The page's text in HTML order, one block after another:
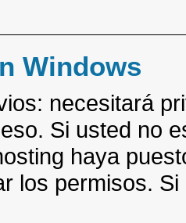
Windows
necesitará
Si usted no
haya
los permisos.